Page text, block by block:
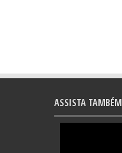
ASSISTA TAMBÉM